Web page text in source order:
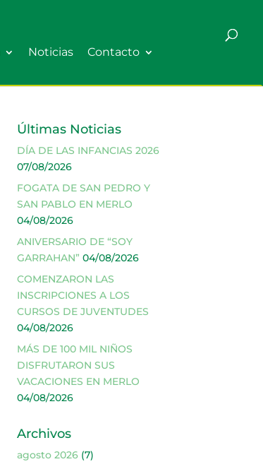
Noticias Contacto
Últimas Noticias
DÍA DE LAS INFANCIAS 2026
07/08/2026
FOGATA DE SAN PEDRO Y
SAN PABLO EN MERLO
04/08/2026
ANIVERSARIO DE “SOY
GARRAHAN” 04/08/2026
COMENZARON LAS
INSCRIPCIONES A LOS
CURSOS DE JUVENTUDES
04/08/2026
MÁS DE 100 MIL NIÑOS
DISFRUTARON SUS
VACACIONES EN MERLO
04/08/2026
Archivos
agosto 2026(7)